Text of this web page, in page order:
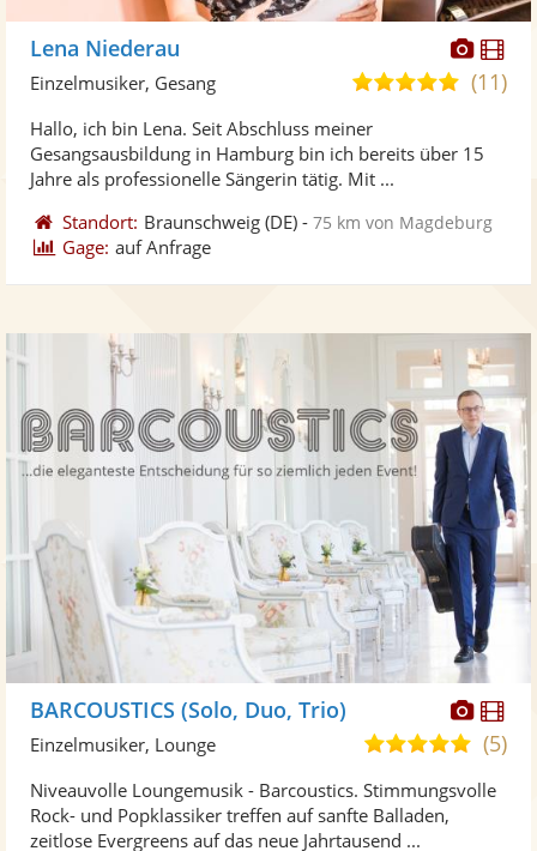
Lena Niederau
5,0(11)
Einzelmusiker, Gesang
Hallo, ich bin Lena. Seit Abschluss meiner
Gesangsausbildung in Hamburg bin ich bereits über 15
Jahre als professionelle Sängerin tätig. Mit ...
Standort: Braunschweig (DE) -75 km von Magdeburg
Gage: auf Anfrage
Fotos
BARCOUSTICS (Solo, Duo, Trio)
5,0
5
(5)
Einzelmusiker, Lounge
Niveauvolle Loungemusik - Barcoustics. Stimmungsvolle
Rock- und Popklassiker treffen auf sanfte Balladen,
zeitlose Evergreens auf das neue Jahrtausend ...